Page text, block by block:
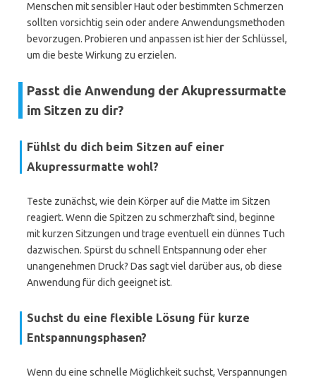
Menschen mit sensibler Haut oder bestimmten Schmerzen
sollten vorsichtig sein oder andere Anwendungsmethoden
bevorzugen. Probieren und anpassen ist hier der Schlüssel,
um die beste Wirkung zu erzielen.
Passt die Anwendung der Akupressurmatte
im Sitzen zu dir?
Fühlst du dich beim Sitzen auf einer
Akupressurmatte wohl?
Teste zunächst, wie dein Körper auf die Matte im Sitzen
reagiert. Wenn die Spitzen zu schmerzhaft sind, beginne
mit kurzen Sitzungen und trage eventuell ein dünnes Tuch
dazwischen. Spürst du schnell Entspannung oder eher
unangenehmen Druck? Das sagt viel darüber aus, ob diese
Anwendung für dich geeignet ist.
Suchst du eine flexible Lösung für kurze
Entspannungsphasen?
Wenn du eine schnelle Möglichkeit suchst, Verspannungen